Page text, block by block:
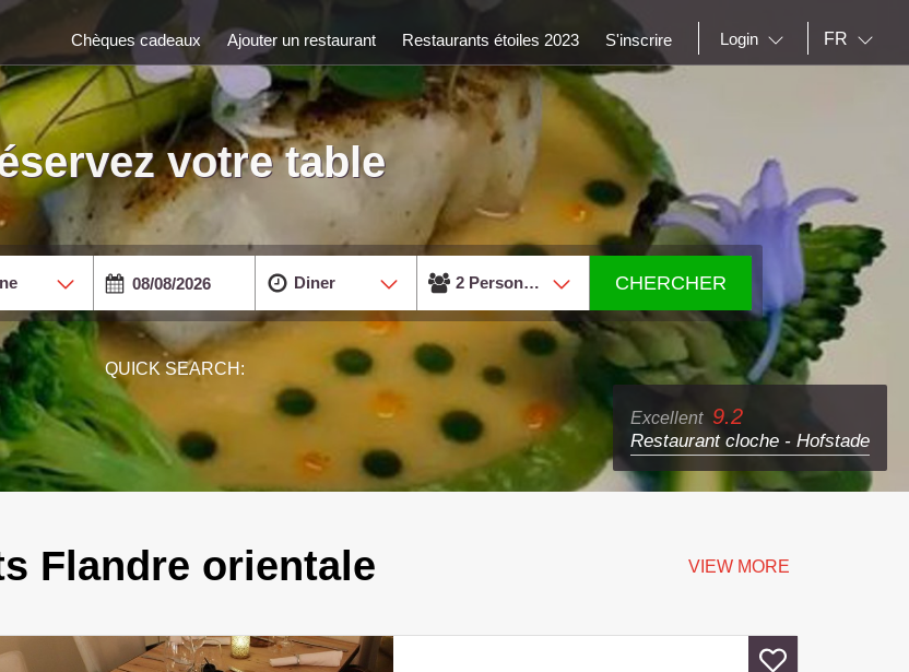
Chèques cadeaux Ajouter un restaurant Restaurants étoiles 2023 S'inscrire Login FR
Excellent 9.2
restaurant cloche - hofstade
votre table
Diner 2 Personnes CHERCHER
QUICK SEARCH:
Flandre orientale VIEW MORE